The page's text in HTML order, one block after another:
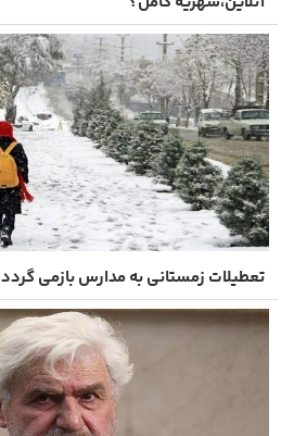
تعطیلات زمستانی به مدارس بازمی گردد